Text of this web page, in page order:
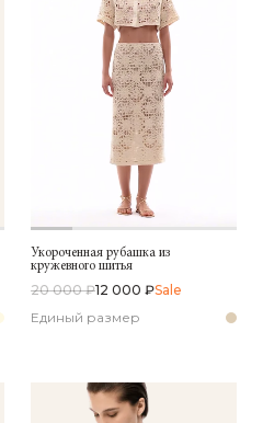
Укороченная рубашка из
кружевного шитья
20 000 ₽12 000 ₽Sale
Единый размер